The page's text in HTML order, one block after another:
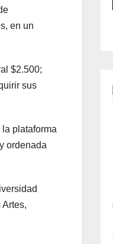
en un
$2.500;
sus
plataforma
ordenada